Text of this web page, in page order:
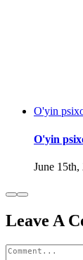
O'yin
O'yin
June 15th,
Leave A
Comment